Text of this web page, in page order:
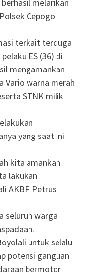
melarikan
Cepogo
terkait terduga
ES (36) di
mengamankan
Vario warna merah
STNK milik
yang saat ini
kita amankan
lakukan
AKBP Petrus
seluruh warga
untuk selalu
potensi ganguan
bermotor